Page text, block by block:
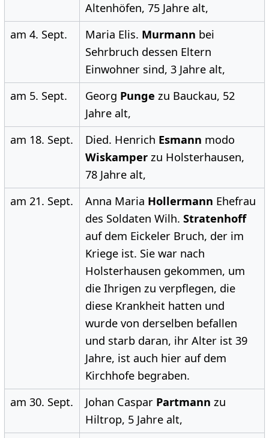
Altenhöfen, 75 Jahre alt,
am 4. Sept.
Maria Elis. Murmann bei
Sehrbruch dessen Eltern
Einwohner sind, 3 Jahre alt,
am 5. Sept.
Georg Punge zu Bauckau, 52
Jahre alt,
am 18. Sept.
Died. Henrich Esmann modo
Wiskamperzu Holsterhausen,
78 Jahre alt,
am 21. Sept.
Anna Maria Hollermann Ehefrau
des Soldaten Wilh. Stratenhoff
auf dem Eickeler Bruch, der im
Kriege ist. Sie war nach
Holsterhausen gekommen, um
die Ihrigen zu verpflegen, die
diese Krankheit hatten und
wurde von derselben befallen
und starb daran, ihr Alter ist 39
Jahre, ist auch hier auf dem
Kirchhofe begraben.
am 30. Sept.
Johan Caspar Partmann zu
Hiltrop, 5 Jahre alt,